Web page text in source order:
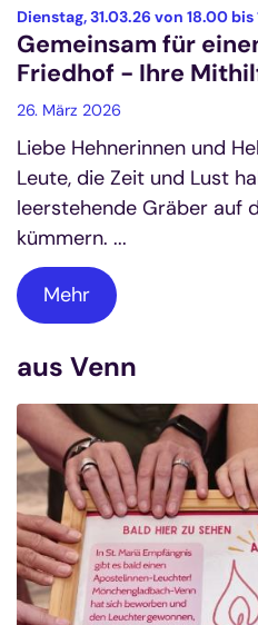
Dienstag, 31.03.26 von 18.00 bis
Gemeinsam für
Friedhof - Ihre
26. März 2026
Liebe Hehnerinnen und
Leute, die Zeit und Lust
leerstehende Gräber auf
kümmern. ...
Mehr
aus Venn